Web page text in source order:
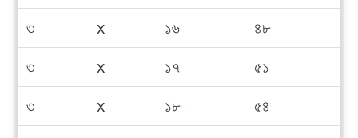
৩
x ১৬
৪৮
৩
x ১৭
৫১
৩
x ১৮
৫৪